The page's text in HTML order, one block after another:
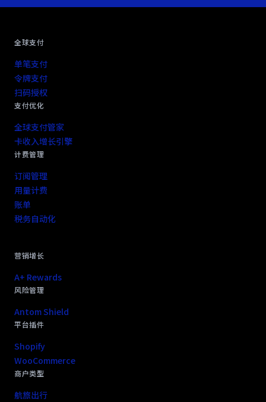
全球支付
单笔支付
令牌支付
扫码授权
支付优化
全球支付管家
卡收入增长引擎
计费管理
订阅管理
用量计费
账单
税务自动化
营销增长
A+ Rewards
风险管理
Antom Shield
平台插件
Shopify
WooCommerce
商户类型
航旅出行